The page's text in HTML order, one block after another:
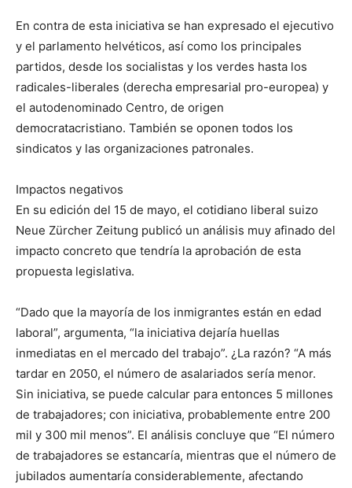
En contra de esta iniciativa se han expresado el ejecutivo
y el parlamento helvéticos, así como los principales
partidos, desde los socialistas y los verdes hasta los
radicales-liberales (derecha empresarial pro-europea) y
el autodenominado Centro, de origen
democratacristiano. También se oponen todos los
sindicatos y las organizaciones patronales.
Impactos negativos
En su edición del 15 de mayo, el cotidiano liberal suizo
Neue Zürcher Zeitung publicó un análisis muy afinado del
impacto concreto que tendría la aprobación de esta
propuesta legislativa.
“Dado que la mayoría de los inmigrantes están en edad
laboral”, argumenta, “la iniciativa dejaría huellas
inmediatas en el mercado del trabajo”. ¿La razón? “A más
tardar en 2050, el número de asalariados sería menor.
Sin iniciativa, se puede calcular para entonces 5 millones
de trabajadores; con iniciativa, probablemente entre 200
mil y 300 mil menos”. El análisis concluye que “El número
de trabajadores se estancaría, mientras que el número de
jubilados aumentaría considerablemente, afectando